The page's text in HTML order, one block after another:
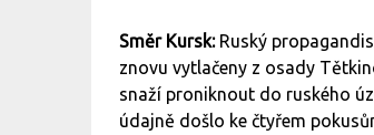
Směr Kursk: Ruský
znovu vytlačeny z osady
snaží proniknout do ruského
údajně došlo ke čtyřem